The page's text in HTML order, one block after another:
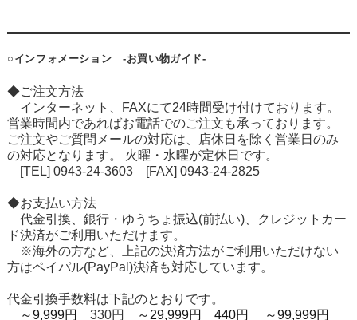
○インフォメーション -お買い物ガイド-
◆ご注文方法
インターネット、FAXにて24時間受け付けております。
営業時間内であればお電話でのご注文も承っております。
ご注文やご質問メールの対応は、店休日を除く営業日のみ
の対応となります。 火曜・水曜が定休日です。
[TEL] 0943-24-3603 [FAX] 0943-24-2825
◆お支払い方法
代金引換、銀行・ゆうちょ振込(前払い)、クレジットカー
ド決済がご利用いただけます。
※海外の方など、上記の決済方法がご利用いただけない
方はペイパル(PayPal)決済も対応しています。
代金引換手数料は下記のとおりです。
～9,999円 330円 ～29,999円 440円 ～99,999円